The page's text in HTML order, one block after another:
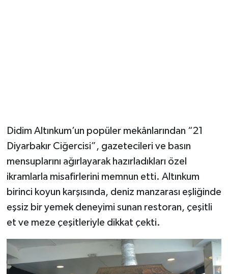
Didim Altınkum’un popüler mekânlarından “21
Diyarbakır Ciğercisi”, gazetecileri ve basın
mensuplarını ağırlayarak hazırladıkları özel
ikramlarla misafirlerini memnun etti. Altınkum
birinci koyun karşısında, deniz manzarası eşliğinde
eşsiz bir yemek deneyimi sunan restoran, çeşitli
et ve meze çeşitleriyle dikkat çekti.